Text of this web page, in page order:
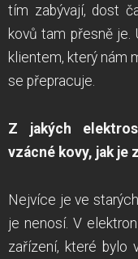
tím zabývají, dost
kovů tam přesně je.
klientem, který nám
se přepracuje.
Z jakých
vzácné kovy, jak je
Nejvíce je ve
je nenosí. V
zařízení, které bylo